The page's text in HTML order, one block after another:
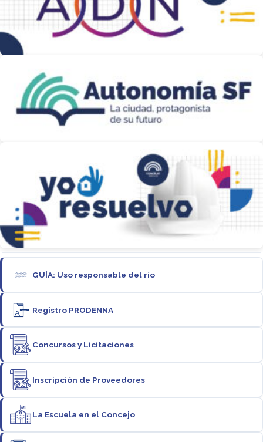
GUÍA: Uso responsable del río
Registro PRODENNA
Concursos y Licitaciones
Inscripción de Proveedores
La Escuela en el Concejo